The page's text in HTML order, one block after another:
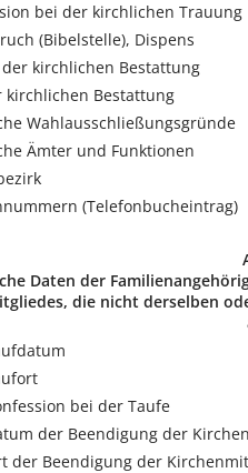
bei der kirchlichen Trauung
(Bibelstelle), Dispens
kirchlichen Bestattung
kirchlichen Bestattung
Wahlausschließungsgründe
Ämter und Funktionen
(Telefonbucheintrag)
Daten der
die nicht derselben
bei der Taufe
der Beendigung der
der Beendigung der